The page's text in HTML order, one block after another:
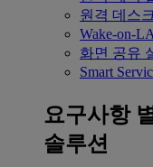
원격 데스
Wake-on-
화면 공유
Smart
요구사항 별
솔루션